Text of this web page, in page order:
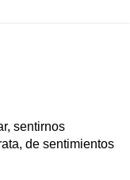
sentirnos
de sentimientos